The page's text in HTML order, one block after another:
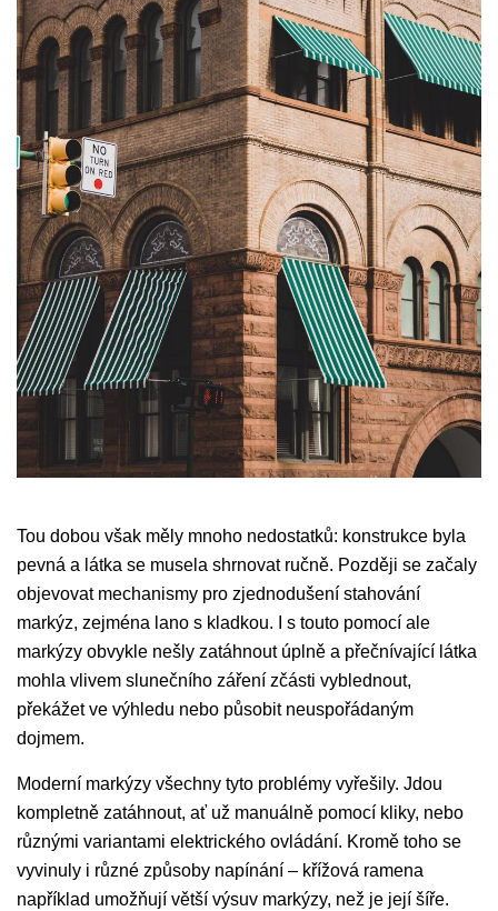
Tou dobou však měly mnoho nedostatků: konstrukce byla
pevná a látka se musela shrnovat ručně. Později se začaly
objevovat mechanismy pro zjednodušení stahování
markýz, zejména lano s kladkou. I s touto pomocí ale
markýzy obvykle nešly zatáhnout úplně a přečnívající látka
mohla vlivem slunečního záření zčásti vyblednout,
překážet ve výhledu nebo působit neuspořádaným
dojmem.
Moderní markýzy všechny tyto problémy vyřešily. Jdou
kompletně zatáhnout, ať už manuálně pomocí kliky, nebo
různými variantami elektrického ovládání. Kromě toho se
vyvinuly i různé způsoby napínání – křížová ramena
například umožňují větší výsuv markýzy, než je její šíře.